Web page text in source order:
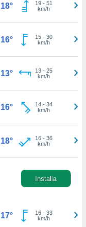
18° 19- 51
km/h
16° 15- 30
km/h
13° 13- 25
km/h
16° 14- 34
km/h
18° 16- 36
km/h
Installa
17° 16- 33
km/h